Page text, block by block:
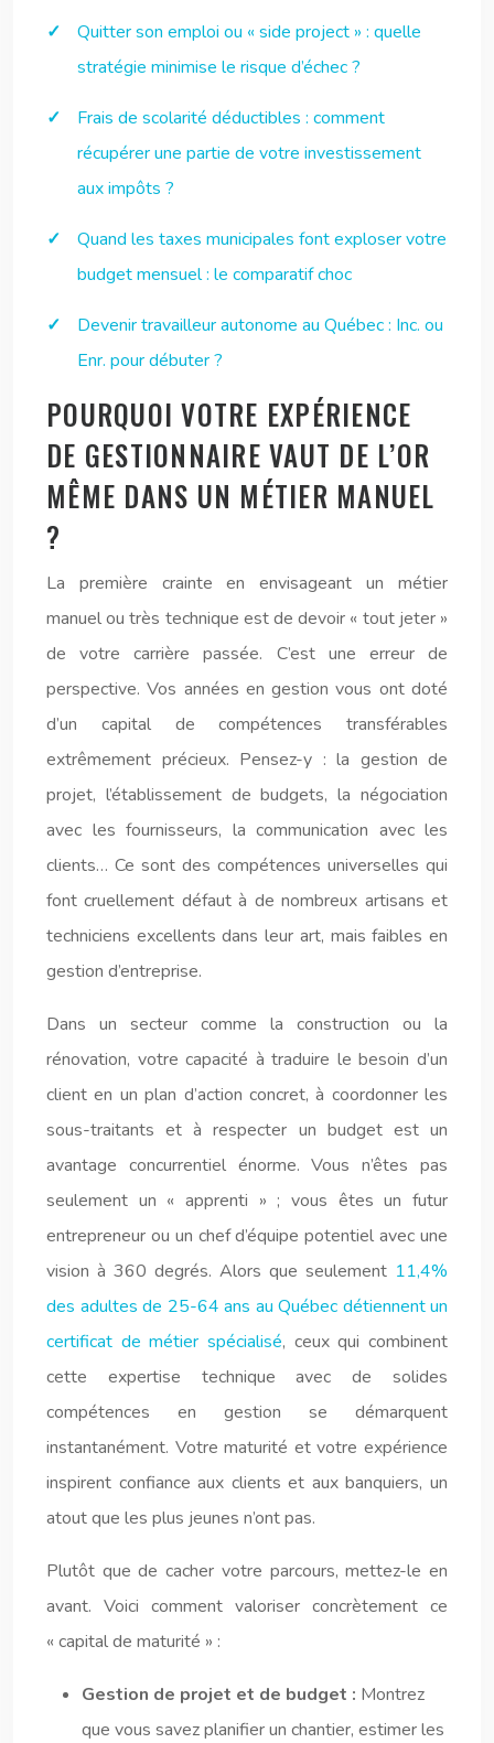
Quitter son emploi ou « side project » : quelle
stratégie minimise le risque d’échec ?
Frais de scolarité déductibles : comment
récupérer une partie de votre investissement
aux impôts ?
Quand les taxes municipales font exploser votre
budget mensuel : le comparatif choc
Devenir travailleur autonome au Québec : Inc. ou
Enr. pour débuter ?
POURQUOI VOTRE EXPÉRIENCE
DE GESTIONNAIRE VAUT DE L’OR
MÊME DANS UN MÉTIER MANUEL
?
La première crainte en envisageant un métier
manuel ou très technique est de devoir « tout jeter »
de votre carrière passée. C’est une erreur de
perspective. Vos années en gestion vous ont doté
d’un capital de compétences transférables
extrêmement précieux. Pensez-y : la gestion de
projet, l’établissement de budgets, la négociation
avec les fournisseurs, la communication avec les
clients… Ce sont des compétences universelles qui
font cruellement défaut à de nombreux artisans et
techniciens excellents dans leur art, mais faibles en
gestion d’entreprise.
Dans un secteur comme la construction ou la
rénovation, votre capacité à traduire le besoin d’un
client en un plan d’action concret, à coordonner les
sous-traitants et à respecter un budget est un
avantage concurrentiel énorme. Vous n’êtes pas
seulement un « apprenti » ; vous êtes un futur
entrepreneur ou un chef d’équipe potentiel avec une
vision à 360 degrés. Alors que seulement 11,4%
des adultes de 25-64 ans au Québec détiennent un
certificat de métier spécialisé, ceux qui combinent
cette expertise technique avec de solides
compétences en gestion se démarquent
instantanément. Votre maturité et votre expérience
inspirent confiance aux clients et aux banquiers, un
atout que les plus jeunes n’ont pas.
Plutôt que de cacher votre parcours, mettez-le en
avant. Voici comment valoriser concrètement ce
« capital de maturité » :
Gestion de projet et de budget : Montrez
que vous savez planifier un chantier, estimer les